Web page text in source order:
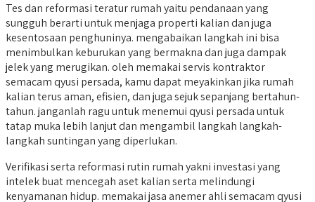
Tes dan reformasi teratur rumah yaitu pendanaan yang
sungguh berarti untuk menjaga properti kalian dan juga
kesentosaan penghuninya. mengabaikan langkah ini bisa
menimbulkan keburukan yang bermakna dan juga dampak
jelek yang merugikan. oleh memakai servis kontraktor
semacam qyusi persada, kamu dapat meyakinkan jika rumah
kalian terus aman, efisien, dan juga sejuk sepanjang bertahun-
tahun. janganlah ragu untuk menemui qyusi persada untuk
tatap muka lebih lanjut dan mengambil langkah langkah-
langkah suntingan yang diperlukan.
Verifikasi serta reformasi rutin rumah yakni investasi yang
intelek buat mencegah aset kalian serta melindungi
kenyamanan hidup. memakai jasa anemer ahli semacam qyusi